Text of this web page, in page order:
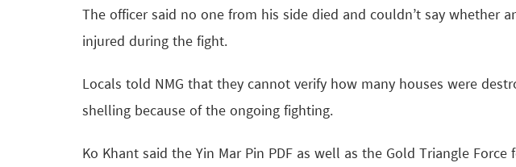
The officer said no one from his side died and couldn’t say whether
injured during the fight.
Locals told NMG that they cannot verify how many houses were
shelling because of the ongoing fighting.
Ko Khant said the Yin Mar Pin PDF as well as the Gold Triangle